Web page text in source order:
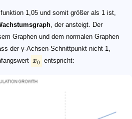
1,05 und somit größer als 1 ist,
, der ansteigt. Der
Graphen und dem normalen Graphen
der y-Achsen-Schnittpunkt nicht 1,
x0 entspricht: